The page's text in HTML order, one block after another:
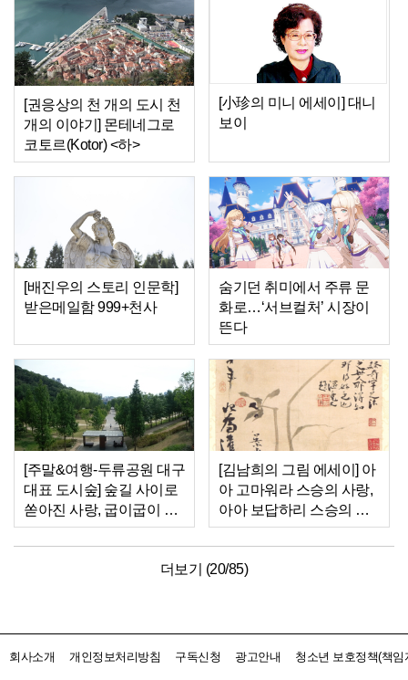
[권응상의 천 개의 도시 천
개의 이야기] 몬테네그로
코토르(Kotor) <하>
[小珍의 미니 에세이] 대니
보이
[배진우의 스토리 인문학]
받은메일함 999+천사
숨기던 취미에서 주류 문
화로…‘서브컬처’ 시장이
뜬다
[주말&여행-두류공원 대구
대표 도시숲] 숲길 사이로
쏟아진 사랑, 굽이굽이 돌
아와 성당못에 머물다
[김남희의 그림 에세이] 아
아 고마워라 스승의 사랑,
아아 보답하리 스승의 은
혜
더보기 (20/85)
회사소개 개인정보처리방침 구독신청 광고안내 청소년 보호정책(책임